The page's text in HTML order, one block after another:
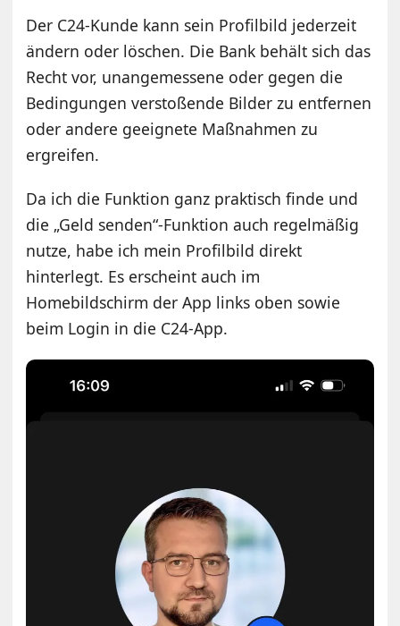
Der C24-Kunde kann sein Profilbild jederzeit
ändern oder löschen. Die Bank behält sich das
Recht vor, unangemessene oder gegen die
Bedingungen verstoßende Bilder zu entfernen
oder andere geeignete Maßnahmen zu
ergreifen.
Da ich die Funktion ganz praktisch finde und
die „Geld senden“-Funktion auch regelmäßig
nutze, habe ich mein Profilbild direkt
hinterlegt. Es erscheint auch im
Homebildschirm der App links oben sowie
beim Login in die C24-App.